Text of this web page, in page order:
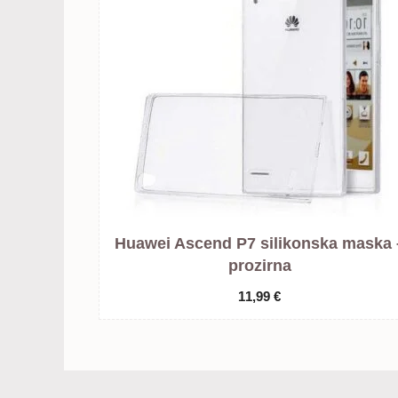
Huawei Ascend P7 silikonska maska
prozirna
11,99 €